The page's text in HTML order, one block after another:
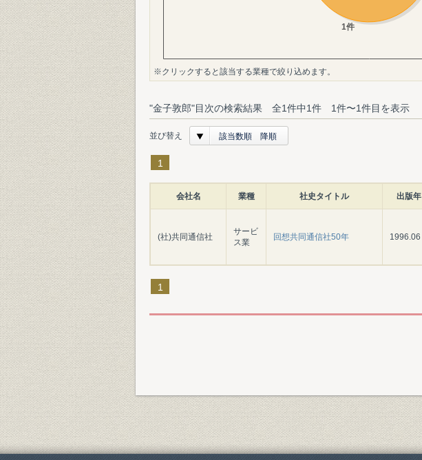
※クリックすると該当する業種で絞り込めます。
"金子敦郎"目次の検索結果 全1件中1件 1件〜1件目を表示
並び替え 該当数順 降順
1
会社名 業種 社史タイトル 出版年
(社)共同通信社
サービ
ス業
回想共同通信社50年 1996.06
1